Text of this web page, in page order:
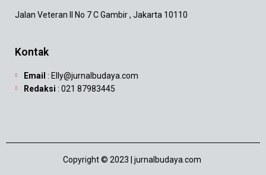
Jalan Veteran II No 7 C Gambir , Jakarta 10110
Kontak
Email : Elly@jurnalbudaya.com
Redaksi : 021 87983445
Copyright © 2023 | jurnalbudaya.com